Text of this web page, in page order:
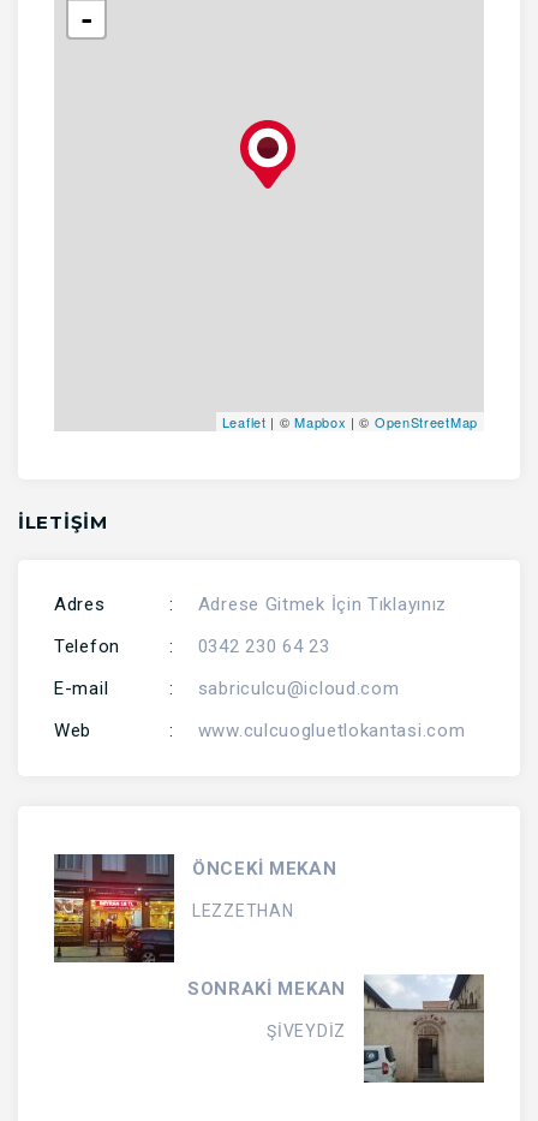
-
Leaflet | ©Mapbox | © OpenStreetMap
İLETİŞİM
Adres :
Adrese Gitmek İçin Tıklayınız
Telefon
:
0342 230 64 23
E-mail
:
sabriculcu@icloud.com
Web
: www.culcuogluetlokantasi.com
ÖNCEKİ MEKAN
LEZZETHAN
SONRAKİ MEKAN
ŞİVEYDİZ